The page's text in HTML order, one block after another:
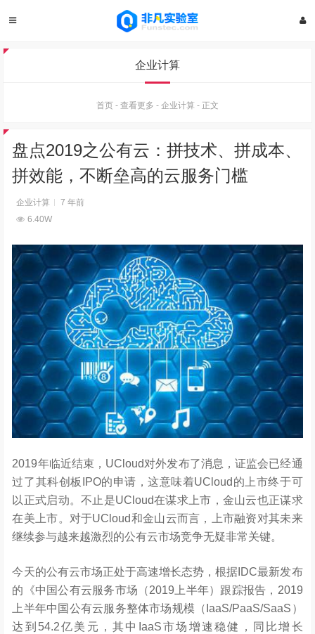
企业计算
首页 - 查看更多 - 企业计算 - 正文
盘点2019之公有云：拼技术、拼成本、
拼效能，不断垒高的云服务门槛
企业计算
7 年前
6.40W
2019年临近结束，UCloud对外发布了消息，证监会已经通
过了其科创板IPO的申请，这意味着UCloud的上市终于可
以正式启动。不止是UCloud在谋求上市，金山云也正谋求
在美上市。对于UCloud和金山云而言，上市融资对其未来
继续参与越来越激烈的公有云市场竞争无疑非常关键。
今天的公有云市场正处于高速增长态势，根据IDC最新发布
的《中国公有云服务市场（2019上半年）跟踪报告，2019
上半年中国公有云服务整体市场规模（IaaS/PaaS/SaaS）
达到54.2亿美元，其中IaaS市场增速稳健，同比增长